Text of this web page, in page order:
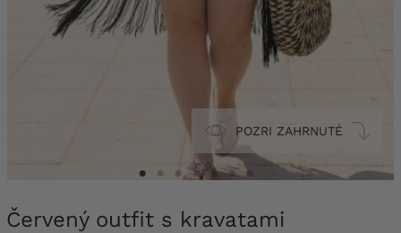
POZRI ZAHRNUTÉ
Červený outfit s kravatami